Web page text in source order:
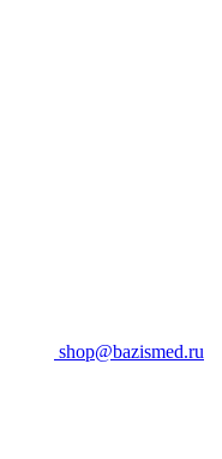
shop@bazismed.ru